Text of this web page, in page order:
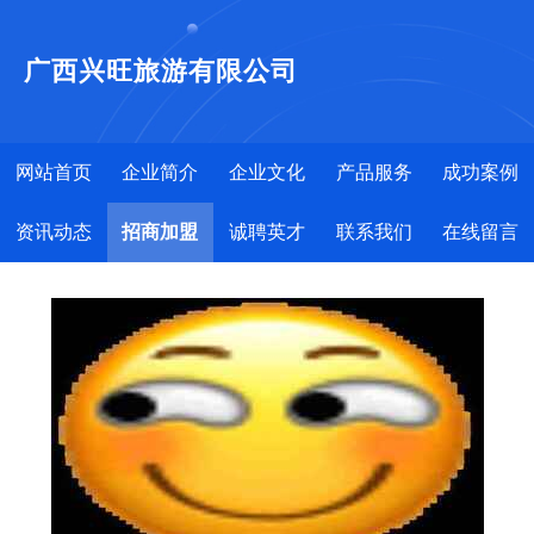
广西兴旺旅游有限公司
网站首页 企业简介 企业文化 产品服务 成功案例
资讯动态 招商加盟 诚聘英才 联系我们 在线留言